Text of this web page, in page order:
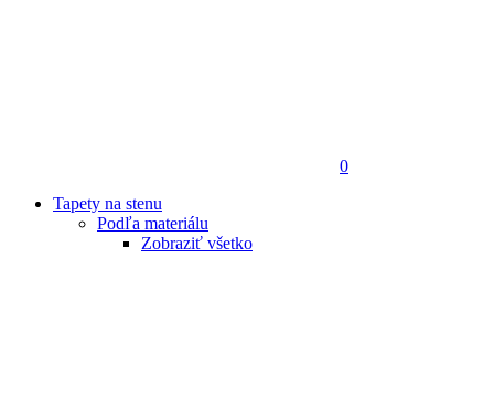
0
Tapety na stenu
Podľa materiálu
Zobraziť všetko